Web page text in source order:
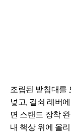
조립된 받침대를
넣고, 걸쇠 레버
면 스탠드 장착
내 책상 위에 올